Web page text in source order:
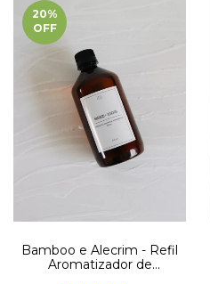
20%
OFF
Bamboo e Alecrim - Refil
Aromatizador de